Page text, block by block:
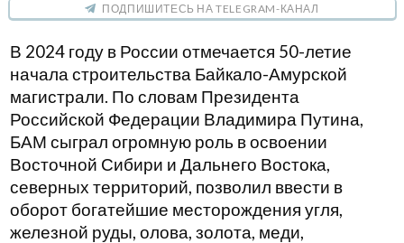
ПОДПИШИТЕСЬ НА TELEGRAM-КАНАЛ
В 2024 году в России отмечается 50-летие
начала строительства Байкало-Амурской
магистрали. По словам Президента
Российской Федерации Владимира Путина,
БАМ сыграл огромную роль в освоении
Восточной Сибири и Дальнего Востока,
северных территорий, позволил ввести в
оборот богатейшие месторождения угля,
железной руды, олова, золота, меди,